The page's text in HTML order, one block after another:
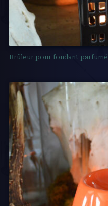
Brûleur pour fondant